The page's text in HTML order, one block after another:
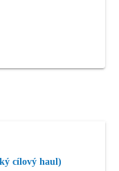
cílový haul)